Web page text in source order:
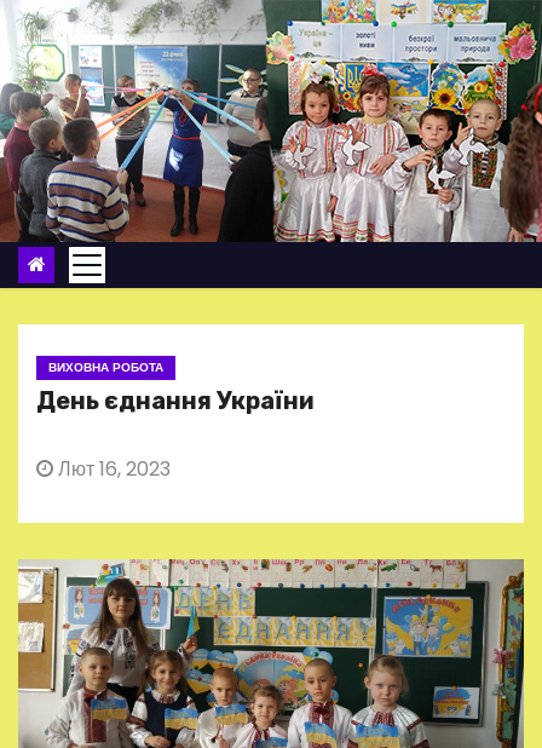
П
р
е
й
т
и
о
ВИХОВНА РОБОТА
День єднання України
Лют 16, 2023